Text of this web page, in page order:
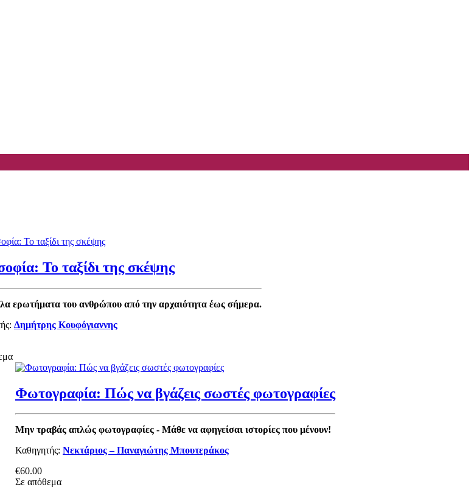
Το ταξίδι της σκέψης
ερωτήματα του ανθρώπου από την αρχαιότητα έως σήμερα.
Δημήτρης Κουφόγιαννης
Φωτογραφία: Πώς να βγάζεις σωστές φωτογραφίες
Μην τραβάς απλώς φωτογραφίες - Μάθε να αφηγείσαι ιστορίες που μένουν!
Καθηγητής: Νεκτάριος – Παναγιώτης Μπουτεράκος
€60.00
Σε απόθεμα